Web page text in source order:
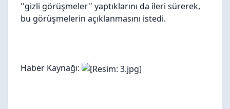
''gizli görüşmeler'' yaptıklarını da ileri sürerek,
bu görüşmelerin açıklanmasını istedi.
Haber Kaynağı: